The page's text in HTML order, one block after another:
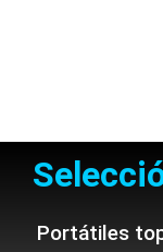
Portátiles